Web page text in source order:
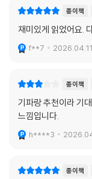
나라 라퓨타의 하늘을
티브가 되기도 했지요.
이 아니라 우리 생활
하지 않는 가치를 간직
교과 연계
국어 4-1-1 깊이 있게 읽
국어 5-1-6 작품을 즐겨
사회 3-2-1 사회 변화와
사회 6-1-2 민주주의와
종이책
재미있게 읽었어요.
f**7 2026.04.11.
종이책
기파랑 추천이라 기
느낌입니다.
h****3
종이책